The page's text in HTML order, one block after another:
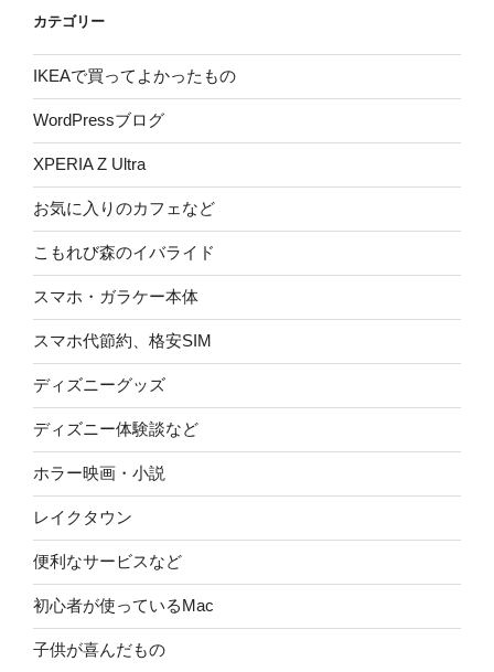
カテゴリー
IKEAで買ってよかったもの
WordPressブログ
XPERIA Z Ultra
お気に入りのカフェなど
こもれび森のイバライド
スマホ・ガラケー本体
スマホ代節約、格安SIM
ディズニーグッズ
ディズニー体験談など
ホラー映画・小説
レイクタウン
便利なサービスなど
初心者が使っているMac
子供が喜んだもの